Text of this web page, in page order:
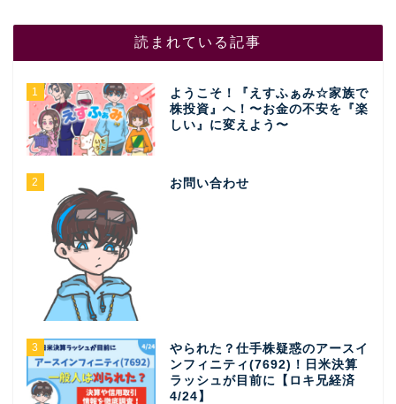
読まれている記事
1
ようこそ！『えすふぁみ☆家族で
株投資』へ！〜お金の不安を『楽
しい』に変えよう〜
2 お問い合わせ
3
やられた？仕手株疑惑のアースイ
ンフィニティ(7692)！日米決算
ラッシュが目前に【ロキ兄経済
4/24】